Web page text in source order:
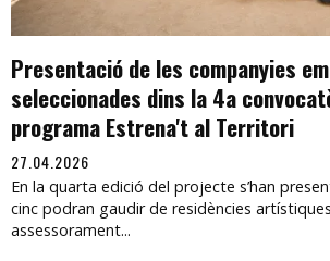
Presentació de les companyies
seleccionades dins la 4a
programa Estrena't al Territori
27.04.2026
En la quarta edició del projecte s’han
cinc podran gaudir de residències
assessorament...